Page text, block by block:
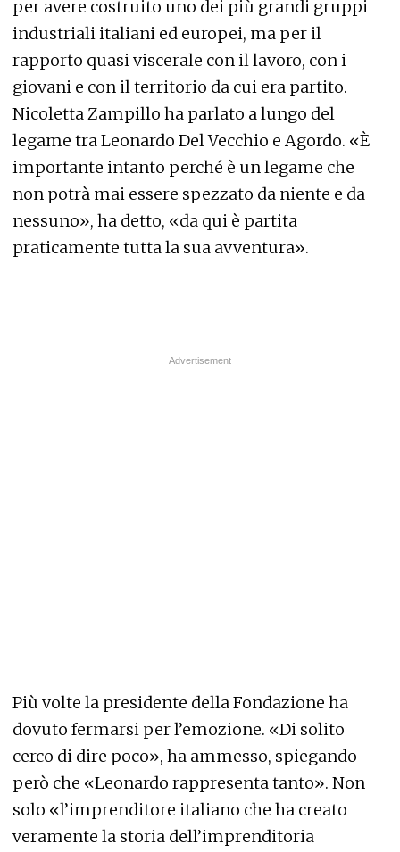
per avere costruito uno dei più grandi gruppi
industriali italiani ed europei, ma per il
rapporto quasi viscerale con il lavoro, con i
giovani e con il territorio da cui era partito.
Nicoletta Zampillo ha parlato a lungo del
legame tra Leonardo Del Vecchio e Agordo. «È
importante intanto perché è un legame che
non potrà mai essere spezzato da niente e da
nessuno», ha detto, «da qui è partita
praticamente tutta la sua avventura».
Più volte la presidente della Fondazione ha
dovuto fermarsi per l’emozione. «Di solito
cerco di dire poco», ha ammesso, spiegando
però che «Leonardo rappresenta tanto». Non
solo «l’imprenditore italiano che ha creato
veramente la storia dell’imprenditoria